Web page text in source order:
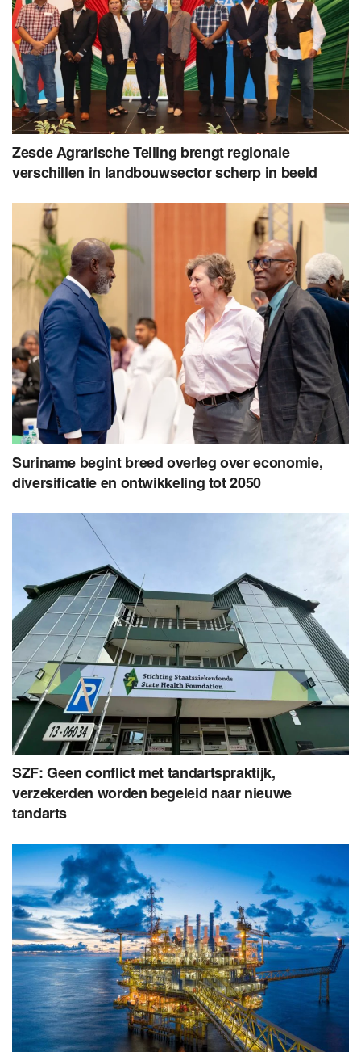
Zesde Agrarische Telling brengt regionale
verschillen in landbouwsector scherp in beeld
Suriname begint breed overleg over economie,
diversificatie en ontwikkeling tot 2050
SZF: Geen conflict met tandartspraktijk,
verzekerden worden begeleid naar nieuwe
tandarts